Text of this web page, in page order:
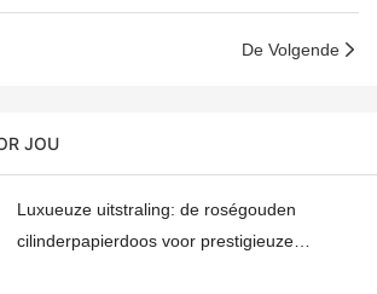
De Volgende
JOU
Luxueuze uitstraling: de roségouden
cilinderpapierdoos voor prestigieuze